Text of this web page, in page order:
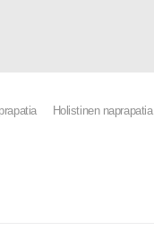
Holistinen naprapatia